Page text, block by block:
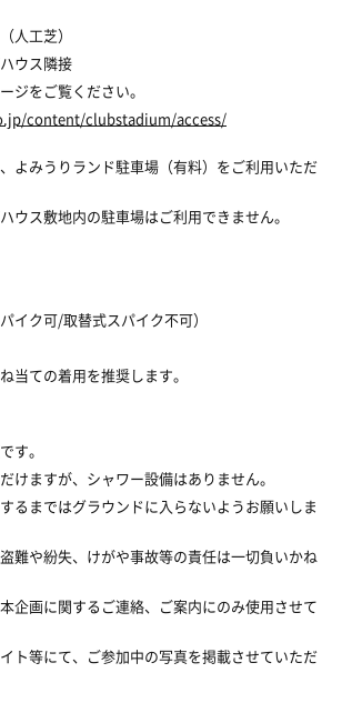
人工芝）
ウス隣接
ジをご覧ください。
content/clubstadium/access/
よみうりランド駐車場（有料）をご利用いただ
ウス敷地内の駐車場はご利用できません。
イク可/取替式スパイク不可）
当ての着用を推奨します。
す。
けますが、シャワー設備はありません。
るまではグラウンドに入らないようお願いしま
難や紛失、けがや事故等の責任は一切負いかね
企画に関するご連絡、ご案内にのみ使用させて
ト等にて、ご参加中の写真を掲載させていただ